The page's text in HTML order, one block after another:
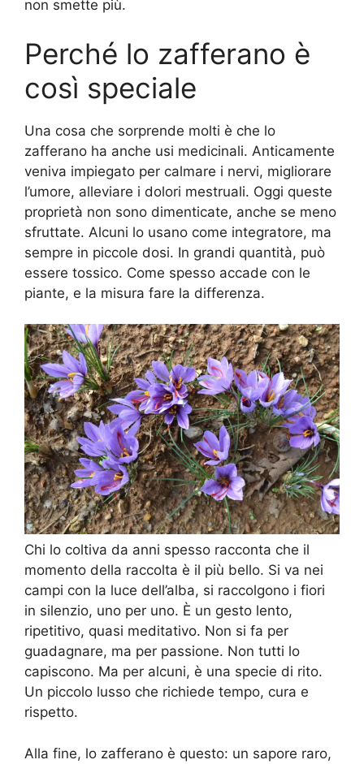
non smette più.
Perché lo zafferano è
così speciale
Una cosa che sorprende molti è che lo
zafferano ha anche usi medicinali. Anticamente
veniva impiegato per calmare i nervi, migliorare
l’umore, alleviare i dolori mestruali. Oggi queste
proprietà non sono dimenticate, anche se meno
sfruttate. Alcuni lo usano come integratore, ma
sempre in piccole dosi. In grandi quantità, può
essere tossico. Come spesso accade con le
piante, e la misura fare la differenza.
Chi lo coltiva da anni spesso racconta che il
momento della raccolta è il più bello. Si va nei
campi con la luce dell’alba, si raccolgono i fiori
in silenzio, uno per uno. È un gesto lento,
ripetitivo, quasi meditativo. Non si fa per
guadagnare, ma per passione. Non tutti lo
capiscono. Ma per alcuni, è una specie di rito.
Un piccolo lusso che richiede tempo, cura e
rispetto.
Alla fine, lo zafferano è questo: un sapore raro,